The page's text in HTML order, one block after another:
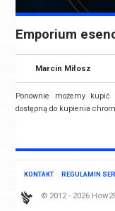
Emporium
Marcin Miłosz
Ponownie możemy
dostępną do kupienia
KONTAKT REGULAMIN
© 2012 - 2026